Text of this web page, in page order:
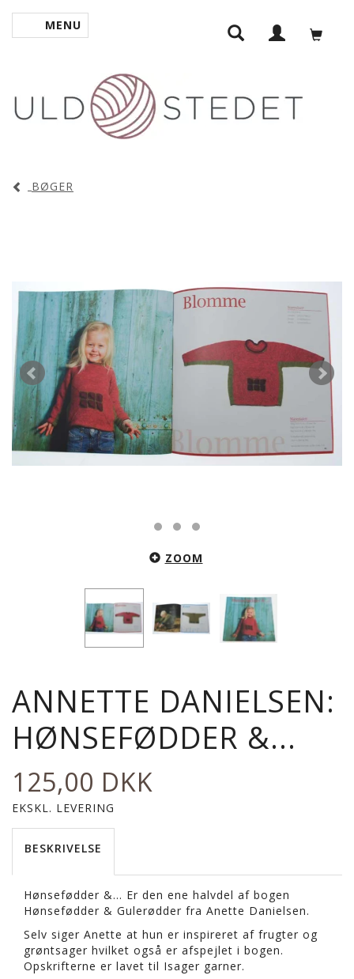
SKIFTE NAVIGATION
MENU
BØGER
ZOOM
ANNETTE DANIELSEN:
HØNSEFØDDER &...
125,00 DKK
EKSKL. LEVERING
BESKRIVELSE
Hønsefødder &... Er den ene halvdel af bogen
Hønsefødder & Gulerødder fra Anette Danielsen.
Selv siger Anette at hun er inspireret af frugter og
grøntsager hvilket også er afspejlet i bogen.
Opskrifterne er lavet til Isager garner.